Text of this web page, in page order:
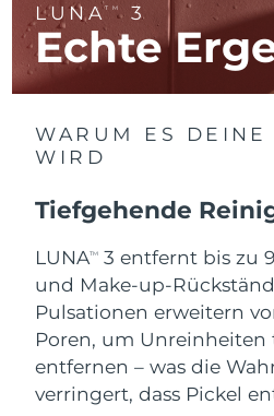
LUNATM 3
Echte
WARUM ES DEINE
WIRD
Tiefgehende
LUNATM
3 entfernt bis zu
und Make-up-
Pulsationen erweitern
Poren, um
entfernen – was die
verringert, dass Pickel
Litauen
Luxemburg
Macau
Mexiko
Monaco
Niederlande